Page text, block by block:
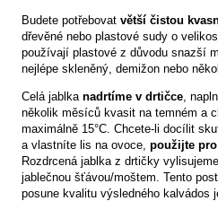
Budete potřebovat větší čistou
dřevěné nebo plastové sudy o
používají plastové z důvodu snazší
nejlépe skleněný, demižon nebo
Celá jablka nadrtíme v drtičce ,
několik měsíců kvasit na temném a
maximálně 15°C. Chcete-li docílit
a vlastníte lis na ovoce, použijte
Rozdrcená jablka z drtičky
jablečnou šťávou/moštem. Tento
posune kvalitu výsledného kalvádos